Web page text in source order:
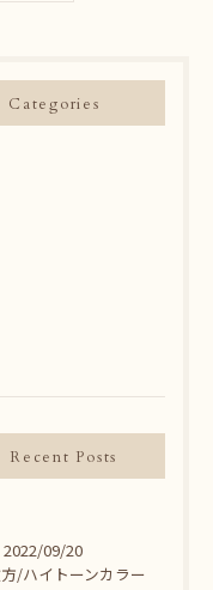
Categories
Recent Posts
2022/09/20
/ハイトーンカラー